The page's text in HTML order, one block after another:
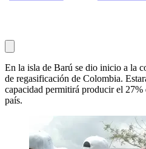
En la isla de Barú se dio inicio a la
de regasificación de Colombia.
capacidad permitirá producir el 27%
país.